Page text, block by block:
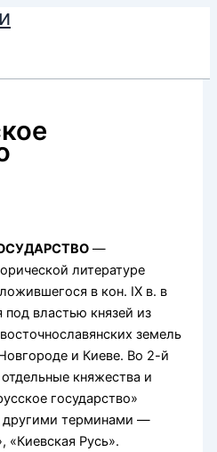
—
литературе
в кон. IX в. в
под властью князей из
земель
и Киеве. Во 2-й
княжества и
государство»
другими терминами —
«Киевская Русь».